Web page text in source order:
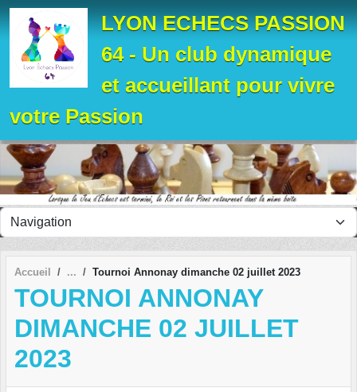
LYON ECHECS PASSION
64 - Un club dynamique
et accueillant pour vivre
votre Passion
Accueil Tournoi Annonay dimanche 02 juillet 2023
TOURNOI ANNONAY
DIMANCHE 02 JUILLET
2023
Panneau de gestion des cookies